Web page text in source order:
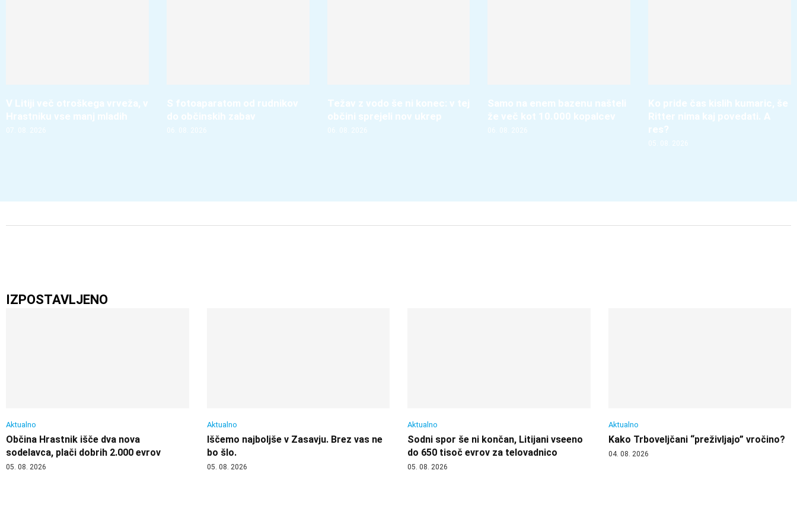
V Litiji več otroškega vrveža, v
Hrastniku vse manj mladih
07. 08. 2026
S fotoaparatom od rudnikov
do občinskih zabav
06. 08. 2026
Težav z vodo še ni konec: v tej
občini sprejeli nov ukrep
06. 08. 2026
Samo na enem bazenu našteli
že več kot 10.000 kopalcev
06. 08. 2026
Ko pride čas kislih kumaric, še
Ritter nima kaj povedati. A
res?
05. 08. 2026
IZPOSTAVLJENO
Aktualno
Občina Hrastnik išče dva nova
sodelavca, plači dobrih 2.000 evrov
05. 08. 2026
Aktualno
Iščemo najboljše v Zasavju. Brez vas ne
bo šlo.
05. 08. 2026
Aktualno
Sodni spor še ni končan, Litijani vseeno
do 650 tisoč evrov za telovadnico
05. 08. 2026
Aktualno
Kako Trboveljčani “preživljajo” vročino?
04. 08. 2026